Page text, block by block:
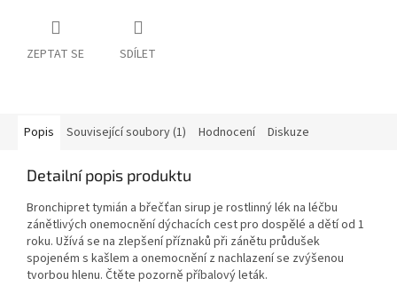
ZEPTAT SE SDÍLET
Popis Související soubory (1) Hodnocení Diskuze
Detailní popis produktu
Bronchipret tymián a břečťan sirup je rostlinný lék na léčbu
zánětlivých onemocnění dýchacích cest pro dospělé a dětí od 1
roku. Užívá se na zlepšení příznaků při zánětu průdušek
spojeném s kašlem a onemocnění z nachlazení se zvýšenou
tvorbou hlenu. Čtěte pozorně příbalový leták.